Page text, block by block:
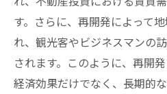
専門家の意見を取り
再開発が進む大阪府で
エリア
大阪府でホットな再
す。さらに、再開発によって
れ、観光客やビジネスマンの
されます。このように、再開
経済効果だけでなく、長期的